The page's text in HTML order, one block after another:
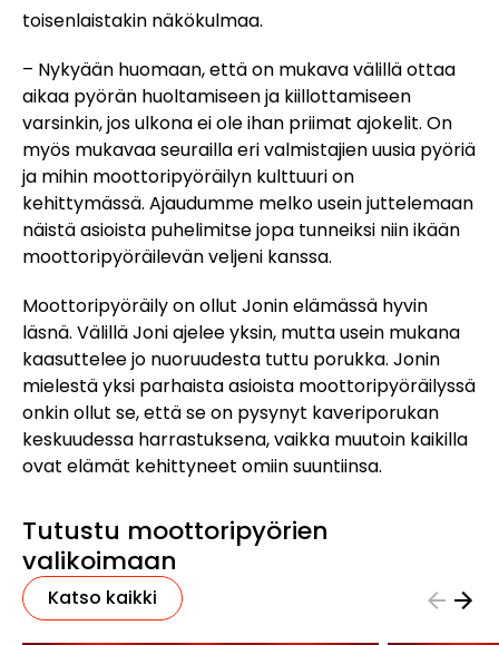
toisenlaistakin näkökulmaa.
– Nykyään huomaan, että on mukava välillä ottaa
aikaa pyörän huoltamiseen ja kiillottamiseen
varsinkin, jos ulkona ei ole ihan priimat ajokelit. On
myös mukavaa seurailla eri valmistajien uusia pyöriä
ja mihin moottoripyöräilyn kulttuuri on
kehittymässä. Ajaudumme melko usein juttelemaan
näistä asioista puhelimitse jopa tunneiksi niin ikään
moottoripyöräilevän veljeni kanssa.
Moottoripyöräily on ollut Jonin elämässä hyvin
läsnä. Välillä Joni ajelee yksin, mutta usein mukana
kaasuttelee jo nuoruudesta tuttu porukka. Jonin
mielestä yksi parhaista asioista moottoripyöräilyssä
onkin ollut se, että se on pysynyt kaveriporukan
keskuudessa harrastuksena, vaikka muutoin kaikilla
ovat elämät kehittyneet omiin suuntiinsa.
Tutustu moottoripyörien
valikoimaan
Katso kaikki